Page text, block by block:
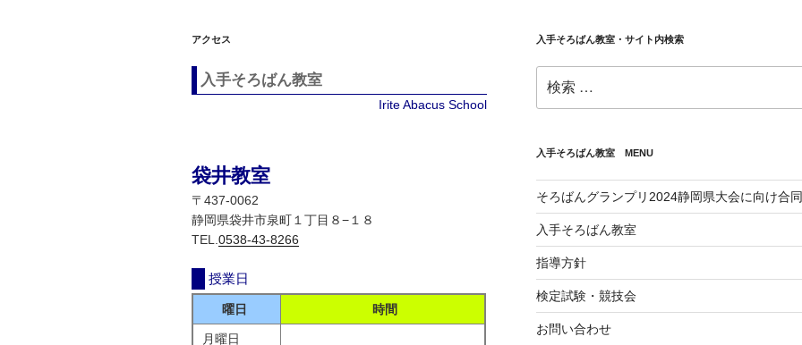
アクセス
入手そろばん教室
Irite Abacus School
袋井教室
〒437-0062
静岡県袋井市泉町１丁目８−１８
TEL. 0538-43-8266
授業日
曜日 時間
月曜日
入手そろばん教室・サイト内検索
索:
入手そろばん教室 MENU
そろばんグランプリ2024静岡県大会に向け合
入手そろばん教室
指導方針
検定試験・競技会
お問い合わせ